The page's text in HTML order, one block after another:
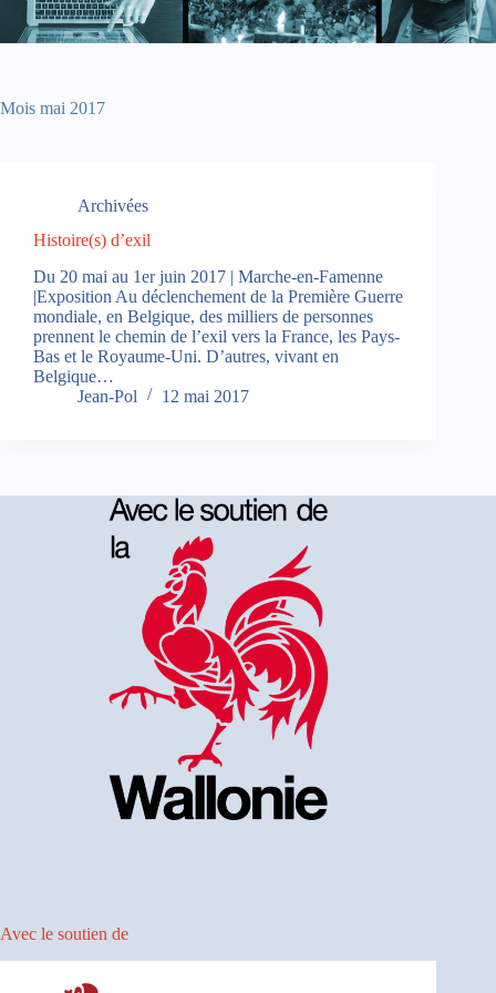
Mois mai 2017
Archivées
Histoire(s) d’exil
Du 20 mai au 1er juin 2017 | Marche-en-Famenne
|Exposition Au déclenchement de la Première Guerre
mondiale, en Belgique, des milliers de personnes
prennent le chemin de l’exil vers la France, les Pays-
Bas et le Royaume-Uni. D’autres, vivant en
Belgique…
Jean-Pol
12 mai 2017
Avec le soutien de